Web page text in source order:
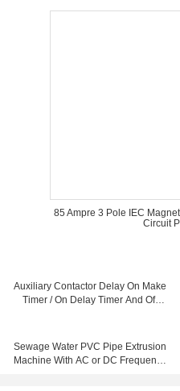
85 Ampre 3 Pole IEC
Circuit
Auxiliary Contactor Delay On Make
Timer / On Delay Timer And Off
Sewage Water PVC Pipe Extrusion
Machine With AC or DC Frequency